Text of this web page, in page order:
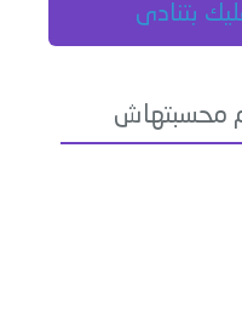
بتنادى
محسبتهاش